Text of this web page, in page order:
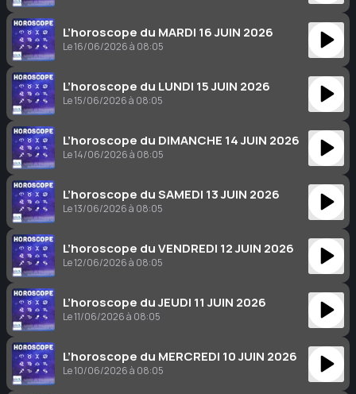
L’horoscope du MARDI 16 JUIN 2026
Le 16/06/2026 à 08:05
L’horoscope du LUNDI 15 JUIN 2026
Le 15/06/2026 à 08:05
L’horoscope du DIMANCHE 14 JUIN 2026
Le 14/06/2026 à 08:05
L’horoscope du SAMEDI 13 JUIN 2026
Le 13/06/2026 à 08:05
L’horoscope du VENDREDI 12 JUIN 2026
Le 12/06/2026 à 08:05
L’horoscope du JEUDI 11 JUIN 2026
Le 11/06/2026 à 08:05
L’horoscope du MERCREDI 10 JUIN 2026
Le 10/06/2026 à 08:05